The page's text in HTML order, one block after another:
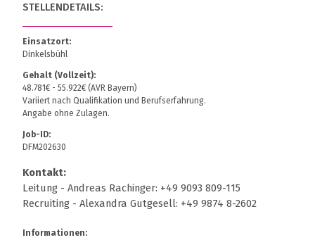
STELLENDETAILS:
Einsatzort:
Dinkelsbühl
Gehalt (Vollzeit):
48.781€ - 55.922€ (AVR Bayern)
Variiert nach Qualifikation und Berufserfahrung.
Angabe ohne Zulagen.
Job-ID:
DFM202630
Kontakt:
Leitung - Andreas Rachinger: +49 9093 809-115
Recruiting - Alexandra Gutgesell: +49 9874 8-2602
Informationen: